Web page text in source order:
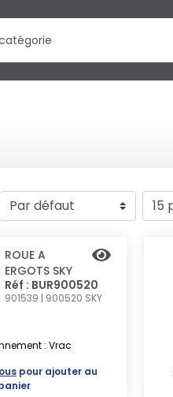
ROUE A
ERGOTS SKY
Réf : BUR900520
901539 | 900520 SKY
: Vrac
pour ajouter au